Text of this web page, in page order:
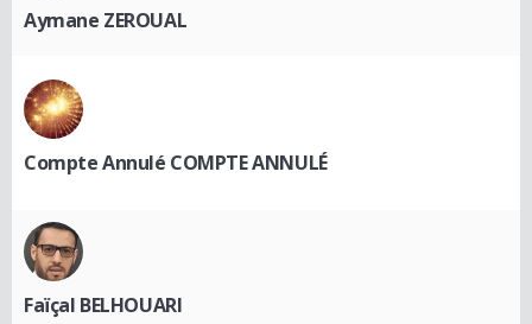
Aymane ZEROUAL
Compte Annulé COMPTE ANNULÉ
Faïçal BELHOUARI